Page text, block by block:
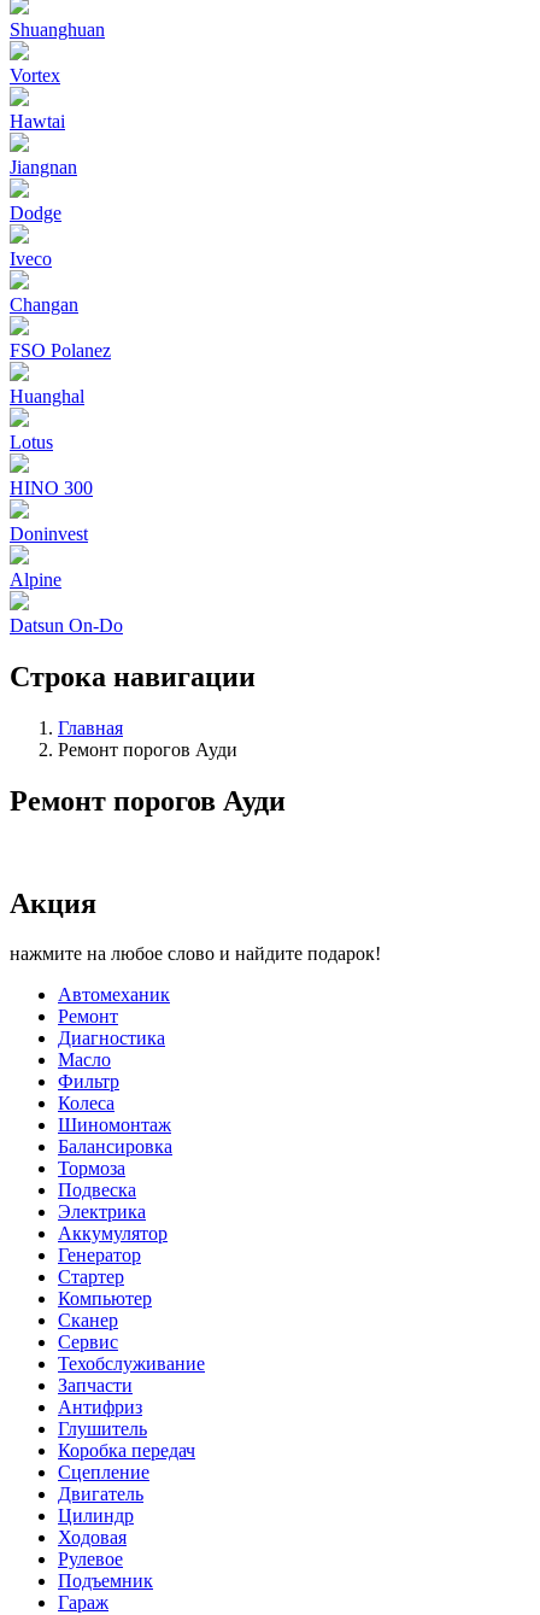
Shuanghuan
Vortex
Hawtai
Jiangnan
Dodge
Iveco
Changan
FSO Polanez
Huanghal
Lotus
HINO 300
Doninvest
Alpine
Datsun On-Do
Строка навигации
Главная
Ремонт порогов Ауди
Ремонт порогов Ауди
Акция
нажмите на любое слово и найдите подарок!
Автомеханик
Ремонт
Диагностика
Масло
Фильтр
Колеса
Шиномонтаж
Балансировка
Тормоза
Подвеска
Электрика
Аккумулятор
Генератор
Стартер
Компьютер
Сканер
Сервис
Техобслуживание
Запчасти
Антифриз
Глушитель
Коробка передач
Сцепление
Двигатель
Цилиндр
Ходовая
Рулевое
Подъемник
Гараж